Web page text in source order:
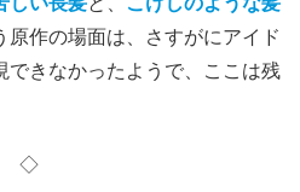
原作の場面は、さすがにアイド
できなかったようで、ここは残
◇